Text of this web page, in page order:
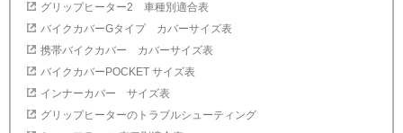
グリップヒーター2 車種別適合表
バイクカバーGタイプ カバーサイズ表
携帯バイクカバー カバーサイズ表
バイクカバーPOCKET サイズ表
インナーカバー サイズ表
グリップヒーターのトラブルシューティング